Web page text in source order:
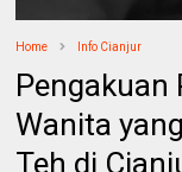
Home Info Cianjur
Pengakuan
Wanita
Teh di